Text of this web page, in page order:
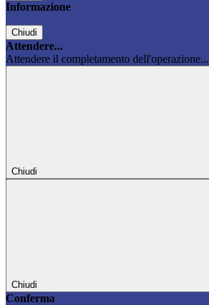
Informazione
Chiudi
Attendere...
Attendere il completamento dell'operazione...
Chiudi
Chiudi
Conferma